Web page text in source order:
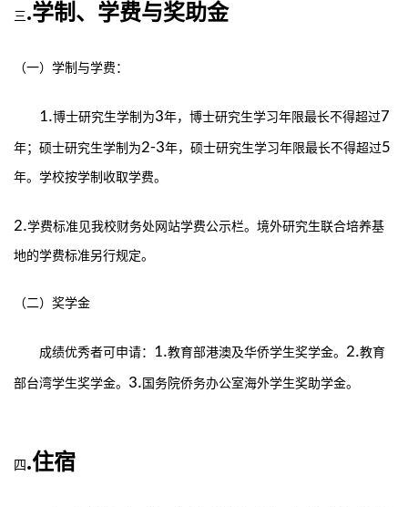
三.学制、学费与奖助金
（一）学制与学费：
1.博士研究生学制为3年，博士研究生学习年限最长不得超过7
年；硕士研究生学制为2-3年，硕士研究生学习年限最长不得超过5
年。学校按学制收取学费。
2.学费标准见我校财务处网站学费公示栏。境外研究生联合培养基
地的学费标准另行规定。
（二）奖学金
成绩优秀者可申请： 1.教育部港澳及华侨学生奖学金。 2.教育
部台湾学生奖学金。 3. 国务院侨务办公室海外学生奖助学金。
四 .住宿